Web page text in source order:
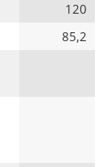
120
85,2